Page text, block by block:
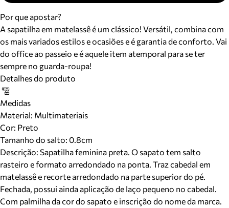
Por que apostar?
A sapatilha em matelassê é um clássico! Versátil, combina com
os mais variados estilos e ocasiões e é garantia de conforto. Vai
do office ao passeio e é aquele item atemporal para se ter
sempre no guarda-roupa!
Detalhes do produto
Medidas
Material: Multimateriais
Cor: Preto
Tamanho do salto: 0.8cm
Descrição: Sapatilha feminina preta. O sapato tem salto
rasteiro e formato arredondado na ponta. Traz cabedal em
matelassê e recorte arredondado na parte superior do pé.
Fechada, possui ainda aplicação de laço pequeno no cabedal.
Com palmilha da cor do sapato e inscrição do nome da marca.